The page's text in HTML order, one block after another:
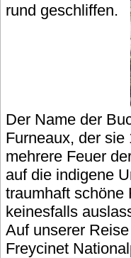
rund geschliffen.
Der Name der
Furneaux, der
mehrere Feuer
auf die indigene
traumhaft schöne
keinesfalls
Auf unserer
Freycinet